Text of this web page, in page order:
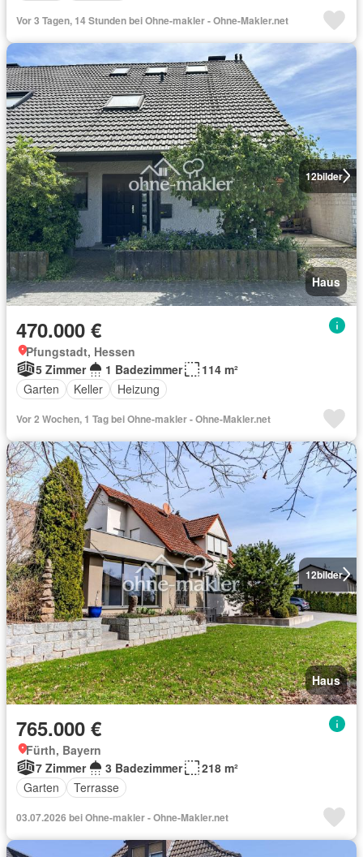
Vor 3 Tagen, 14 Stunden bei Ohne-makler - Ohne-Makler.net
12bilder
Haus
470.000 €
Pfungstadt, Hessen
5 Zimmer
1 Badezimmer
114 m²
Garten
Keller Heizung
Vor 2 Wochen, 1 Tag bei Ohne-makler - Ohne-Makler.net
12bilder
Haus
765.000 €
Fürth, Bayern
7 Zimmer
3 Badezimmer
218 m²
Garten
Terrasse
03.07.2026 bei Ohne-makler - Ohne-Makler.net